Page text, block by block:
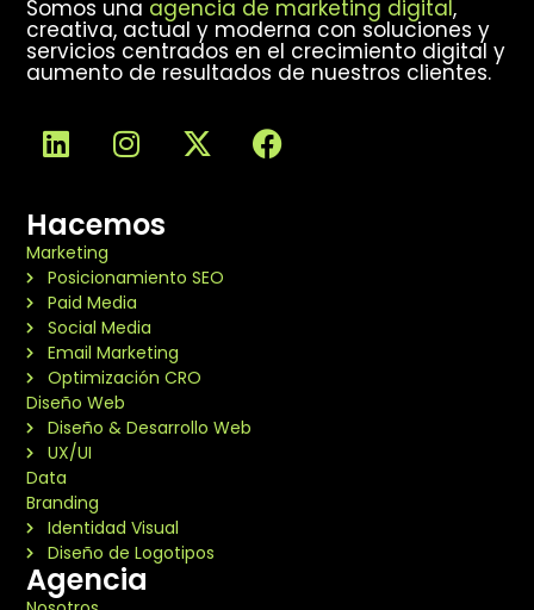
Somos una agencia de marketing digital,
creativa, actual y moderna con soluciones y
servicios centrados en el crecimiento digital y
aumento de resultados de nuestros clientes.
Hacemos
Marketing
Posicionamiento SEO
Paid Media
Social Media
Email Marketing
Optimización CRO
Diseño Web
Diseño & Desarrollo Web
UX/UI
Data
Branding
Identidad Visual
Diseño de Logotipos
Agencia